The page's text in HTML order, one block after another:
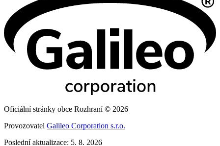
Oficiální stránky obce Rozhraní © 2026
Provozovatel Galileo Corporation s.r.o.
Poslední aktualizace: 5. 8. 2026